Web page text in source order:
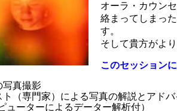
オーラ・カウン
絡まってしまっ
す。
そして貴方がよ
このセッション
写真撮影
ト（専門家）による写真の解説とアド
ーターによるデーター解析付）